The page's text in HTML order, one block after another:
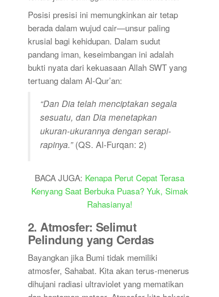
Posisi presisi ini memungkinkan air tetap
berada dalam wujud cair—unsur paling
krusial bagi kehidupan. Dalam sudut
pandang iman, keseimbangan ini adalah
bukti nyata dari kekuasaan Allah SWT yang
tertuang dalam Al-Qur’an:
“Dan Dia telah menciptakan segala
sesuatu, dan Dia menetapkan
ukuran-ukurannya dengan serapi-
rapinya.”(QS. Al-Furqan: 2)
BACA JUGA: Kenapa Perut Cepat Terasa
Kenyang Saat Berbuka Puasa? Yuk, Simak
Rahasianya!
2. Atmosfer: Selimut
Pelindung yang Cerdas
Bayangkan jika Bumi tidak memiliki
atmosfer, Sahabat. Kita akan terus-menerus
dihujani radiasi ultraviolet yang mematikan